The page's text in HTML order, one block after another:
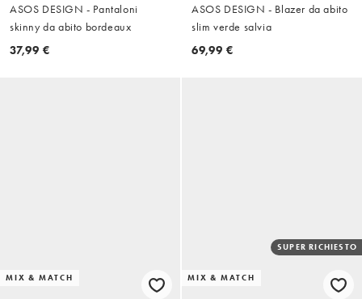
ASOS DESIGN - Pantaloni
skinny da abito bordeaux
37,99 €
ASOS DESIGN - Blazer da abito
slim verde salvia
69,99 €
MIX & MATCH MIX & MATCH
SUPER RICHIESTO